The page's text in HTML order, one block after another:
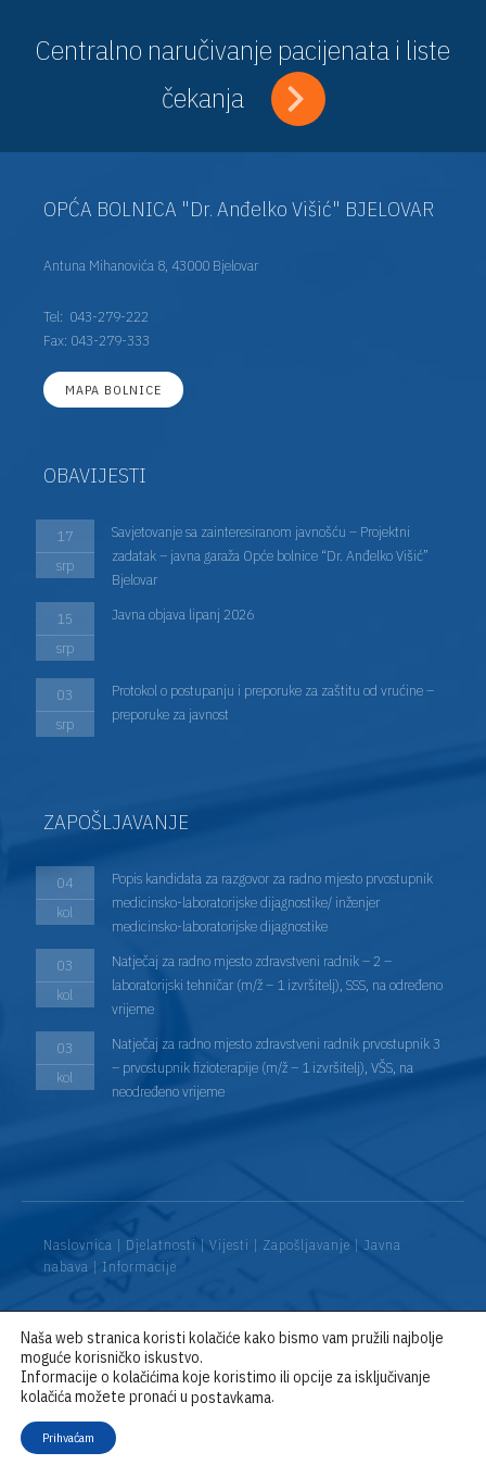
Centralno naručivanje pacijenata i liste
čekanja
OPĆA BOLNICA "Dr. Anđelko Višić" BJELOVAR
Antuna Mihanovića 8, 43000 Bjelovar
Tel: 043-279-222
Fax: 043-279-333
MAPA BOLNICE
OBAVIJESTI
17
srp
Savjetovanje sa zainteresiranom javnošću – Projektni
zadatak – javna garaža Opće bolnice “Dr. Anđelko Višić”
Bjelovar
15
srp
Javna objava lipanj 2026
03
srp
Protokol o postupanju i preporuke za zaštitu od vrućine –
preporuke za javnost
ZAPOŠLJAVANJE
04
kol
Popis kandidata za razgovor za radno mjesto prvostupnik
medicinsko-laboratorijske dijagnostike/ inženjer
medicinsko-laboratorijske dijagnostike
03
kol
Natječaj za radno mjesto zdravstveni radnik – 2 –
laboratorijski tehničar (m/ž – 1 izvršitelj), SSS, na određeno
vrijeme
03
kol
Natječaj za radno mjesto zdravstveni radnik prvostupnik 3
– prvostupnik fizioterapije (m/ž – 1 izvršitelj), VŠS, na
neodređeno vrijeme
Naslovnica | Djelatnosti | Vijesti | Zapošljavanje | Javna
nabava | Informacije
© 2026 Opća bolnica “Dr. Anđelko Višić” Bjelovar / D&D:Web
Naša web stranica koristi kolačiće kako bismo vam pružili najbolje
moguće korisničko iskustvo.
Informacije o kolačićima koje koristimo ili opcije za isključivanje
kolačića možete pronaći u postavkama.
Prihvaćam